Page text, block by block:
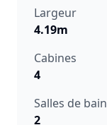
Largeur
4.19m
Cabines
4
Salles de bain
2